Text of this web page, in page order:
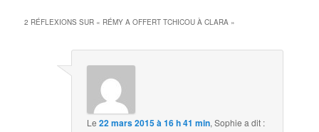
2 RÉFLEXIONS SUR « RÉMY A OFFERT TCHICOU À CLARA »
Le22 mars 2015 à 16 h 41 min,Sophie a dit :